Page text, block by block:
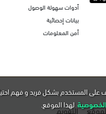
أدوات سهولة الوصول
بيانات إحصائية
أمن المعلومات
التقويم
على المستخدم بشكل فريد و فهم
لهذا الموقع.